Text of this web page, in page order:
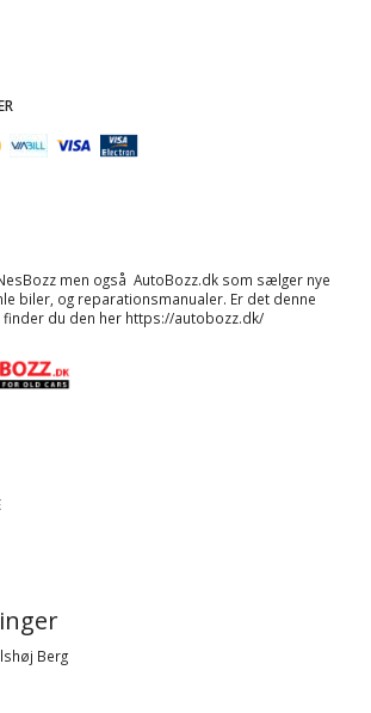
men også AutoBozz.dk som sælger nye
biler, og reparationsmanualer. Er det denne
du den her https://autobozz.dk/
Berg